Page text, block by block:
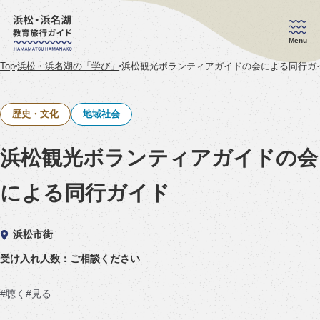
Menu
Top 浜松・浜名湖の「学び」 浜松観光ボランティアガイドの会による同行ガ
歴史・文化 地域社会
浜松観光ボランティアガイドの会
による同行ガイド
浜松市街
受け入れ人数：ご相談ください
聴く 見る